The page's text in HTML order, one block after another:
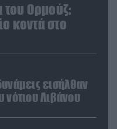
του Ορμούζ:
κοντά στο
εισήλθαν
νότιου Λιβάνου